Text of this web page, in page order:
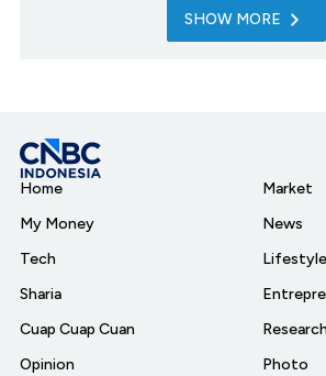
SHOW MORE
Home
My Money
Tech
Sharia
Cuap Cuap Cuan
Opinion
Market
News
Lifestyle
Research
Photo